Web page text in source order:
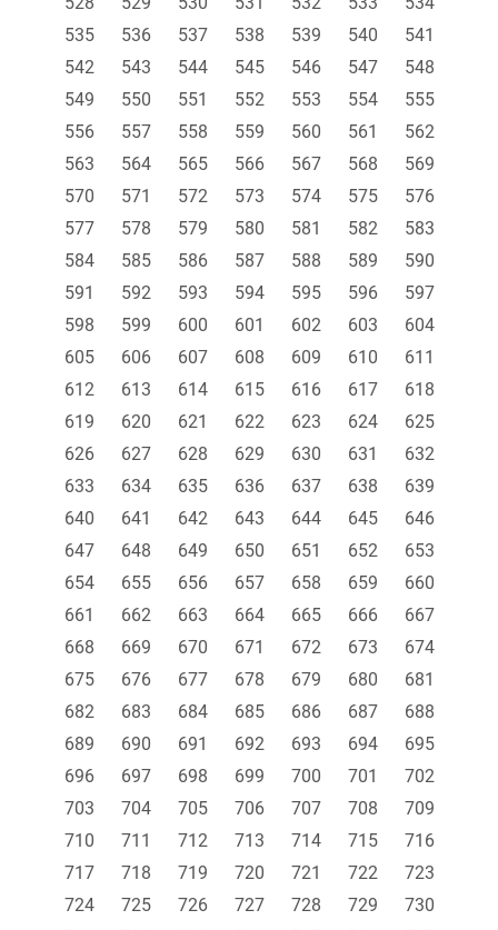
535
536 537 538 539 540
541
542
543 544 545 546 547
548
549
550 551 552 553 554
555
556
557 558 559 560 561
562
563
564 565 566 567 568
569
570
571 572 573 574 575
576
577
578 579 580 581 582
583
584
585 586 587 588 589
590
591
592 593 594 595 596
597
598
599 600 601 602 603
604
605
606 607 608 609 610
611
612
613 614 615 616 617
618
619
620 621 622 623 624
625
626
627 628 629 630 631
632
633
634 635 636 637 638
639
640
641 642 643 644 645
646
647
648 649 650 651 652
653
654
655 656 657 658 659
660
661
662 663 664 665 666
667
668
669 670 671 672 673
674
675
676 677 678 679 680
681
682
683 684 685 686 687
688
689
690 691 692 693 694
695
696
697 698 699 700 701
702
703
704 705 706 707 708
709
710
711 712 713 714 715
716
717
718 719 720 721 722
723
724
725 726 727 728 729
730